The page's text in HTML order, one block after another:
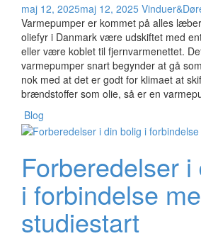
maj 12, 2025maj 12, 2025
Varmepumper er kommet på alles
oliefyr i Danmark være udskiftet med
eller være koblet til fjernvarmenettet.
varmepumper snart begynder at gå
nok med at det er godt for klimaet at
brændstoffer som olie, så er en
Blog
Forberedelser i
i forbindelse
studiestart